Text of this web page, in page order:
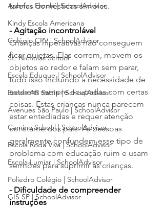
Aubrick Escola | SchoolAdvisor
Kindy Escola Americana
Colégio CPV | SchoolAdvisor
St. Nicholas School
Escola Eduque | SchoolAdvisor
Escola AB Sabin | SchoolAdvisor
Avenues São Paulo | SchoolAdvisor
Camino School | SchoolAdvisor
Escola Roda Viva | SchoolAdvisor
Escola Lumiar | SchoolAdvisor
Poliedro Colégio | SchoolAdvisor
GIS SP | SchoolAdvisor
tarefas domésticas simples.
- Agitação incontrolável
Crianças hiperativas não conseguem
ficar quietas. Elas correm, movem os
objetos ao redor e falam sem parar,
tudo isso incluindo a necessidade de
estarem sempre ocupadas com certas
coisas. Estas crianças nunca parecem
estar entediadas e requer atenção
constante dos pais. As pessoas
geralmente confundem esse tipo de
problema com educação ruim e usam
sermões para suprimir as crianças.
- Dificuldade de compreender
instruções